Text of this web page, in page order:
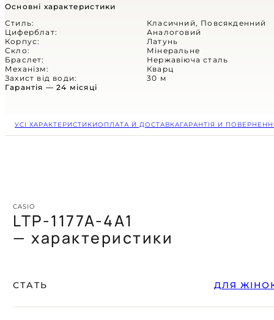
(СКОРО)
ЦИФРОВІ
АНАЛОГОВІ
КОМБІНОВАНІ
автентичної естетики
та канонічного стилю
у магазині Jive Mag
Стиль, що керує
часом та увагою
Венець утонченності
на вашому зап'ясті
Timeless
Ви не знаєете,
що таке вигорання,
вам байдуже на тренди.
характер
Коли житя завдає
Основні характеристики
Стиль:
Циферблат:
Корпус:
Скло:
Браслет:
Механізм:
Захист від води:
Класичний, Повсякденний
Аналоговий
Латунь
Мінеральне
Нержавіюча сталь
Кварц
30 м
Гарантія — 24 місяці
УСІ ХАРАКТЕРИСТИКИОПЛАТА Й ДОСТАВКАГАРАНТІЯ И
CASIO
LTP-1177A-4A1
— характеристики
СТАТЬ ДЛЯ